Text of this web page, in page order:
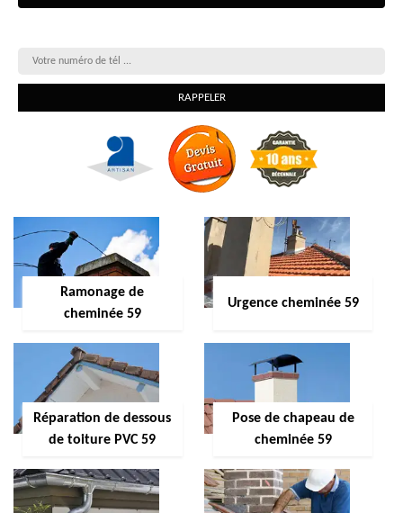
Ramonage de
cheminée 59
Urgence cheminée 59
Réparation de dessous
de toiture PVC 59
Pose de chapeau de
cheminée 59